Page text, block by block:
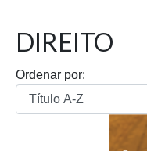
DIREITO
Ordenar por: